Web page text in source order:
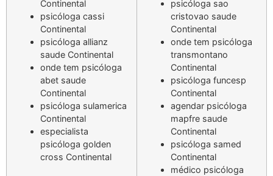
Continental
psicóloga cassi
Continental
psicóloga allianz
saude Continental
onde tem psicóloga
abet saude
Continental
psicóloga sulamerica
Continental
especialista
psicóloga golden
cross Continental
psicóloga sao
cristovao saude
Continental
onde tem psicóloga
transmontano
Continental
psicóloga funcesp
Continental
agendar psicóloga
mapfre saude
Continental
psicóloga samed
Continental
médico psicóloga